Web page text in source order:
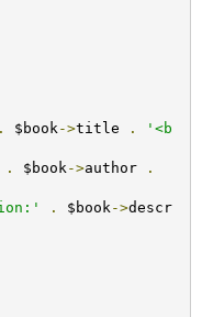
. $book->title .
'<b
. $book->author
.
. $book->descr